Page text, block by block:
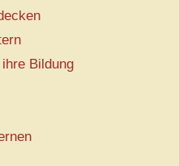
Bildung